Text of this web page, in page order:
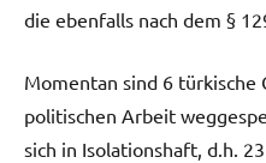
die ebenfalls nach dem §
Momentan sind 6 türkische
politischen Arbeit
sich in Isolationshaft, d.h.